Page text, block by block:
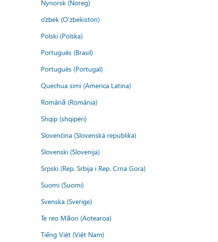
Nynorsk (Noreg)
o'zbek (O'zbekiston)
Polski (Polska)
Português (Brasil)
Português (Portugal)
Quechua simi (America Latina)
Română (România)
Shqip (shqipëri)
Slovenčina (Slovenská republika)
Slovenski (Slovenija)
Srpski (Rep. Srbija i Rep. Crna Gora)
Suomi (Suomi)
Svenska (Sverige)
Te reo Māori (Aotearoa)
Tiếng Việt (Việt Nam)